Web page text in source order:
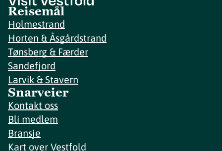
Reisemål
Holmestrand
Horten & Åsgårdstrand
Tønsberg & Færder
Sandefjord
Larvik & Stavern
Snarveier
Kontakt oss
Bli medlem
Bransje
Kart over Vestfold